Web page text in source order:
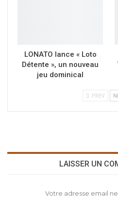
LONATO lance « Loto
Détente », un nouveau
jeu dominical
PREV
LAISSER UN
Votre adresse email